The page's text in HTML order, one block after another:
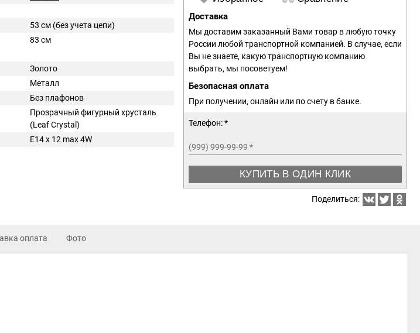
53 см (без учета цепи)
83 см
Золото
Металл
Без плафонов
Прозрачный фигурный хрусталь
(Leaf Crystal)
E14 x 12 max 4W
Доставка
Мы доставим заказанный Вами товар в любую точку
России любой транспортной компанией. В случае, если
Вы не знаете, какую транспортную компанию
выбрать, мы посоветуем!
Безопасная оплата
При получении, онлайн или по счету в банке.
Телефон: *
(999) 999-99-99 *
КУПИТЬ В ОДИН КЛИК
Поделиться:
оплата Фото